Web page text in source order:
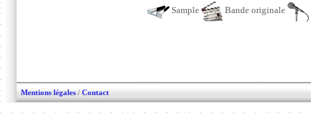
Sample Bande originale
Mentions légales / Contact